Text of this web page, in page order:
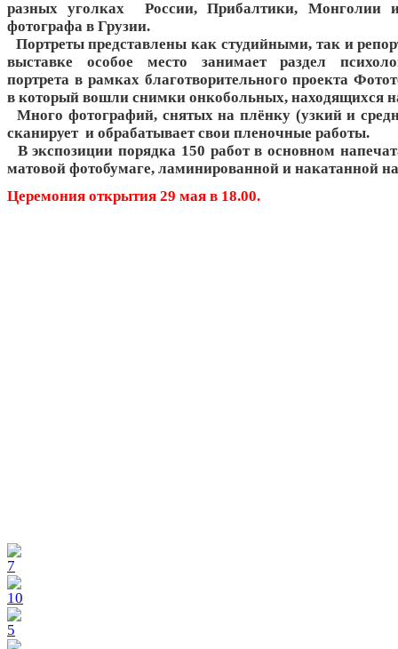
разных уголках России, Прибалтики, Монголии
фотографа в Грузии.
Портреты представлены как студийными, так и
выставке особое место занимает раздел
портрета в рамках благотворительного проекта
в который вошли снимки онкобольных, находящихся
Много фотографий, снятых на плёнку (узкий и
сканирует и обрабатывает свои пленочные работы.
В экспозиции порядка 150 работ в основном
матовой фотобумаге, ламинированной и накатанной
Церемония открытия 29 мая в 18.00.